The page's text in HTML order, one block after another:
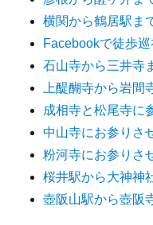
横関から鶴居駅ま
Facebookで徒歩
石山寺から三井寺
上醍醐寺から岩間
成相寺と松尾寺に
中山寺にお参りさ
粉河寺にお参りさ
桜井駅から大神神
壺阪山駅から壺阪